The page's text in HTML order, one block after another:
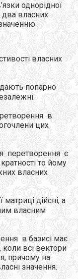
однорідної
власних
власних
попарно
в
цих
перетворення є
то йому
власних
дійсні, а
власним
в базисі має
коли всі вектори
причому на
значення.